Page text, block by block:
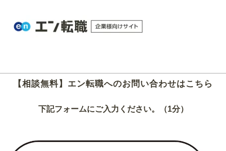
【相談無料】エン転職へのお問い合わせはこちら
下記フォームにご入力ください。（1分）